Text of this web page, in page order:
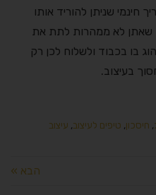
חינמי שניתן להוריד אותו
שאתן לא ממהרות לתת את
בו בכבוד ולשלוח לכן רק
בעיצוב.
, חיסכון, טיפים לעיצוב, עיצוב
הבא »